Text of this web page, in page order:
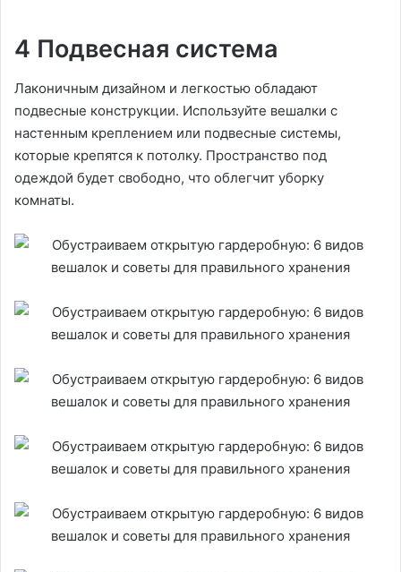
4 Подвесная система
Лаконичным дизайном и легкостью обладают
подвесные конструкции. Используйте вешалки с
настенным креплением или подвесные системы,
которые крепятся к потолку. Пространство под
одеждой будет свободно, что облегчит уборку
комнаты.